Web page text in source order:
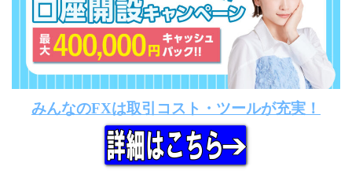
みんなのFXは取引コスト・ツールが充実！